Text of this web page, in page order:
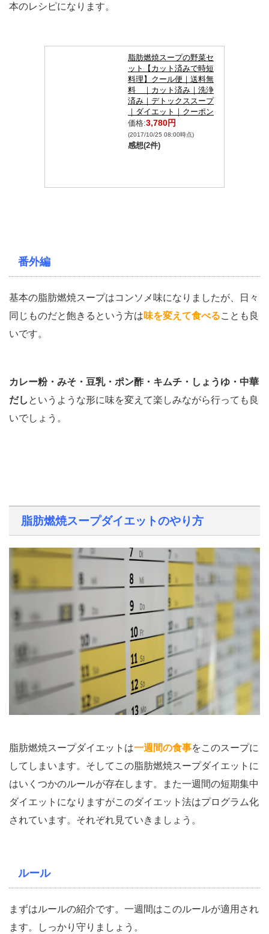
本のレシピになります。
脂肪燃焼スープの野菜セ
ット【カット済みで時短
料理】クール便｜送料無
料 ｜カット済み｜洗浄
済み｜デトックススープ
｜ダイエット｜クーポン
価格:3,780円
(2017/10/25 08:00時点)
感想(2件)
番外編
基本の脂肪燃焼スープはコンソメ味になりましたが、日々
同じものだと飽きるという方は味を変えて食べることも良
いです。
カレー粉・みそ・豆乳・ポン酢・キムチ・しょうゆ・中華
だし というような形に味を変えて楽しみながら行っても良
いでしょう。
脂肪燃焼スープダイエットのやり方
脂肪燃焼スープダイエットは一週間の食事をこのスープに
してしまいます。そしてこの脂肪燃焼スープダイエットに
はいくつかのルールが存在します。また一週間の短期集中
ダイエットになりますがこのダイエット法はプログラム化
されています。それぞれ見ていきましょう。
ルール
まずはルールの紹介です。一週間はこのルールが適用され
ます。しっかり守りましょう。